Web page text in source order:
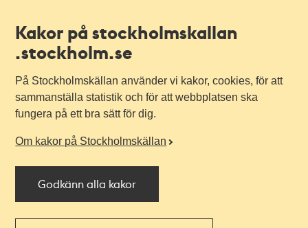
Kakor på stockholmskallan
.stockholm.se
På Stockholmskällan använder vi kakor, cookies, för att
sammanställa statistik och för att webbplatsen ska
fungera på ett bra sätt för dig.
Om kakor på Stockholmskällan
Godkänn alla kakor